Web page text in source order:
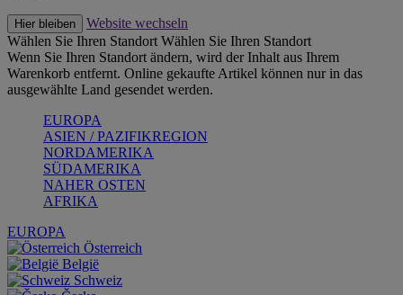
Hier bleiben
Website wechseln
Wählen Sie Ihren Standort Wählen Sie Ihren Standort
Wenn Sie Ihren Standort ändern, wird der Inhalt aus Ihrem
Warenkorb entfernt. Online gekaufte Artikel können nur in das
ausgewählte Land gesendet werden.
EUROPA
ASIEN / PAZIFIKREGION
NORDAMERIKA
SÜDAMERIKA
NAHER OSTEN
AFRIKA
EUROPA
Österreich
België
Schweiz